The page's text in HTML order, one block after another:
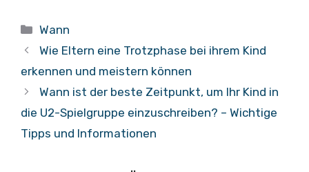
Kategorien
Wann
Wie Eltern eine Trotzphase bei ihrem Kind
erkennen und meistern können
Wann ist der beste Zeitpunkt, um Ihr Kind in
die U2-Spielgruppe einzuschreiben? – Wichtige
Tipps und Informationen